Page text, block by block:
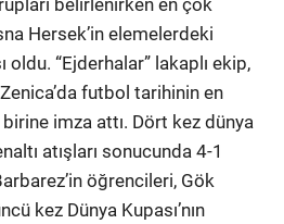
belirlenirken en çok
Hersek’in elemelerdeki
oldu. “Ejderhalar” lakaplı ekip,
futbol tarihinin en
imza attı. Dört kez dünya
atışları sonucunda 4-1
öğrencileri, Gök
kez Dünya Kupası’nın